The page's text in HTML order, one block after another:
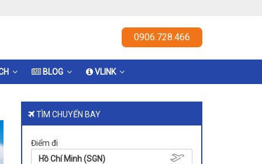
0906.728.466
BLOG VLINK
TÌM CHUYẾN BAY
Điểm đi
Hồ Chí Minh (SGN)